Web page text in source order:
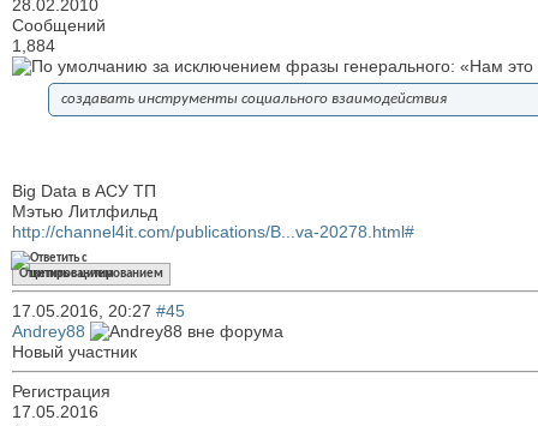
28.02.2010
Сообщений
1,884
за исключением фразы генерального: «Нам
создавать инструменты социального взаимодействия
Big Data в АСУ ТП
Мэтью Литлфильд
http://channel4it.com/publications/B...va-20278.html#
Ответить с цитированием
17.05.2016, 20:27 #45
Andrey88
Новый участник
Регистрация
17.05.2016